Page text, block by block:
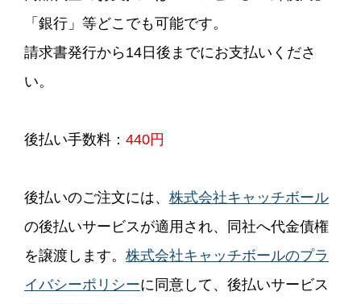
「銀行」等どこでも可能です。
請求書発行から14日後までにお支払いくださ
い。
後払い手数料： 440円
後払いのご注文には、 株式会社キャッチボール
の後払いサービスが適用され、同社へ代金債権
を譲渡します。 株式会社キャッチボールのプラ
イバシーポリシーに同意して、後払いサービス